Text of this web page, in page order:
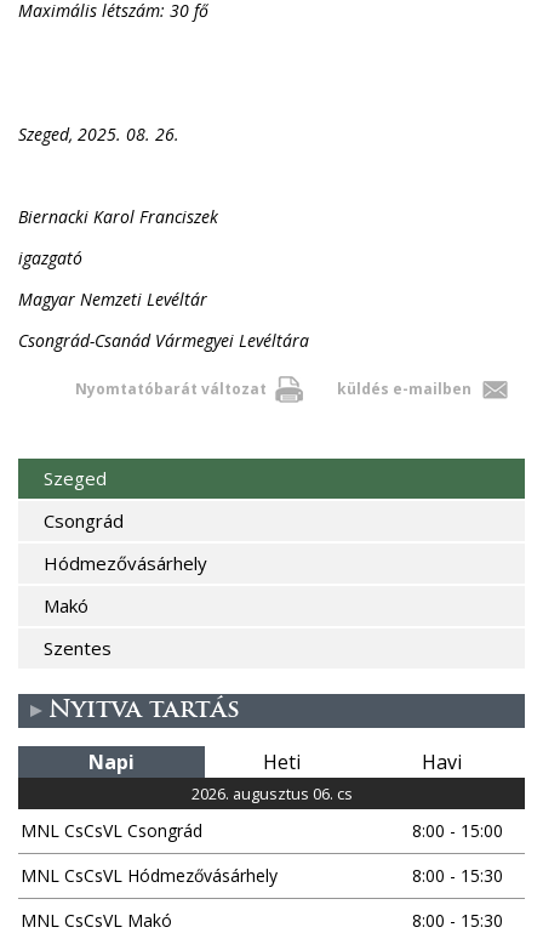
Maximális létszám: 30 fő
Szeged, 2025. 08. 26.
Biernacki Karol Franciszek
igazgató
Magyar Nemzeti Levéltár
Csongrád-Csanád Vármegyei Levéltára
Nyomtatóbarát változat küldés e-mailben
Szeged
Csongrád
Hódmezővásárhely
Makó
Szentes
Nyitva tartás
Napi Heti Havi
2026. augusztus 06. cs
MNL CsCsVL Csongrád
8:00 - 15:00
MNL CsCsVL Hódmezővásárhely
8:00 - 15:30
MNL CsCsVL Makó
8:00 - 15:30